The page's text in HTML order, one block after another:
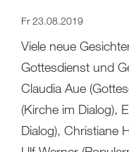
Fr 23.08.2019
Viele neue
Gottesdienst und
Claudia Aue
(Kirche im Dialog),
Dialog), Christiane